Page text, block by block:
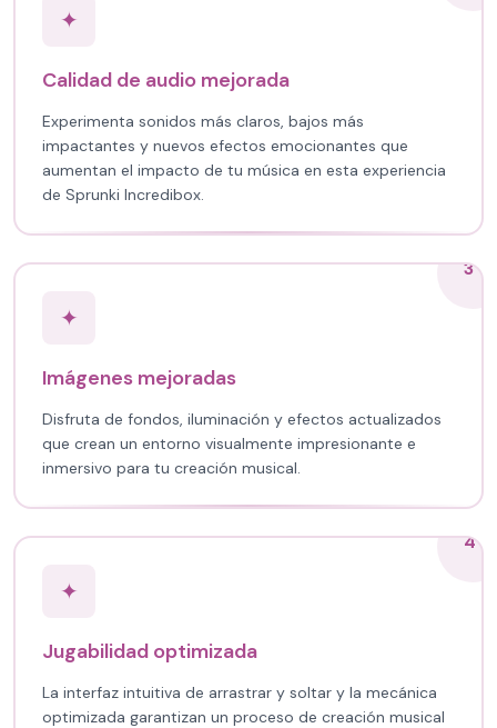
✦
Calidad de audio mejorada
Experimenta sonidos más claros, bajos más
impactantes y nuevos efectos emocionantes que
aumentan el impacto de tu música en esta experiencia
de Sprunki Incredibox.
3
✦
Imágenes mejoradas
Disfruta de fondos, iluminación y efectos actualizados
que crean un entorno visualmente impresionante e
inmersivo para tu creación musical.
4
✦
Jugabilidad optimizada
La interfaz intuitiva de arrastrar y soltar y la mecánica
optimizada garantizan un proceso de creación musical